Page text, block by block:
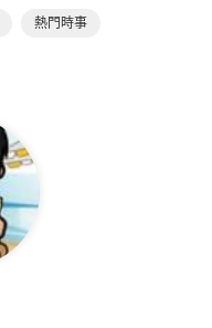
熱門時事